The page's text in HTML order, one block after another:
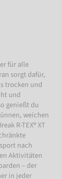
für alle
sorgt dafür,
trocken und
und
genießt du
weichen
R-TEX® XT
nach
Aktivitäten
– der
in jeder